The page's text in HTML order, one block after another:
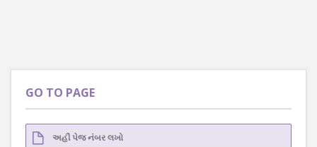
GO TO PAGE